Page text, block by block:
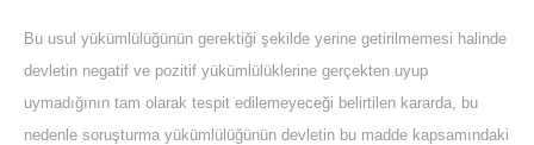
Bu usul yükümlülüğünün gerektiği şekilde yerine getirilmemesi halinde
devletin negatif ve pozitif yükümlülüklerine gerçekten uyup
uymadığının tam olarak tespit edilemeyeceği belirtilen kararda, bu
nedenle soruşturma yükümlülüğünün devletin bu madde kapsamındaki